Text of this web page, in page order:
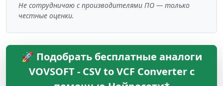
Не сотрудничаю с производителями ПО — только
честные оценки.
🚀 Подобрать бесплатные аналоги
VOVSOFT - CSV to VCF Converter с